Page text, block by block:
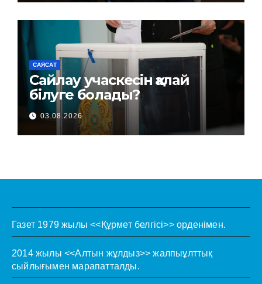
САЯСАТ
Сайлау учаскесін қалай
білуге болады?
03.08.2026
Газет 1979 жылы <<Құрмет белгісі>> орденімен.
2014 жылы <<Алтын жұлдыз>> жалпыұлттық
сыйлығымен марапатталды.